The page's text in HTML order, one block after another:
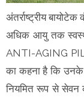
अंतर्राष्ट्रीय
अधिक आयु तक
ANTI-AGING
का कहना है कि उनके
नियमित रूप से